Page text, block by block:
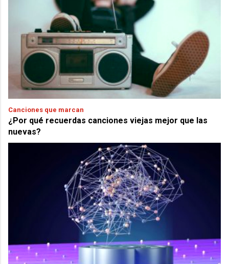
Canciones que marcan
¿Por qué recuerdas canciones viejas mejor que las
nuevas?